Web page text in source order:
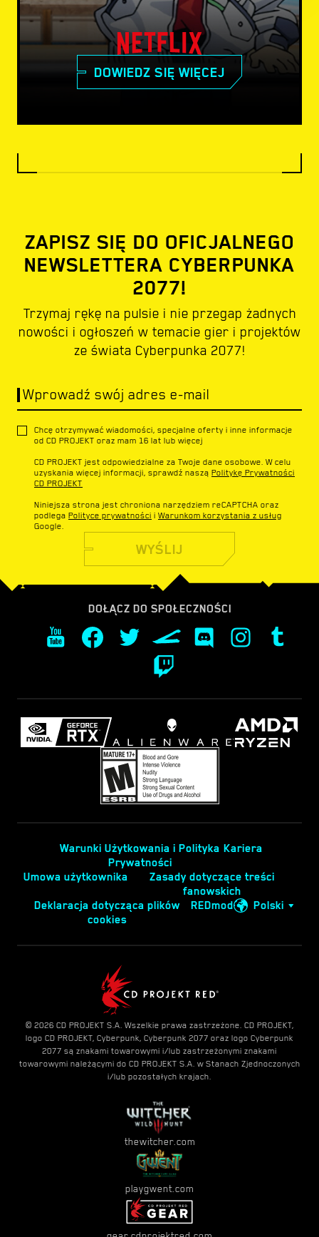
DOWIEDZ SIĘ WIĘCEJ
ZAPISZ SIĘ DO OFICJALNEGO
NEWSLETTERA CYBERPUNKA
2077!
Trzymaj rękę na pulsie i nie przegap żadnych
nowości i ogłoszeń w temacie gier i projektów
ze świata Cyberpunka 2077!
Wprowadź swój adres e-mail
Chcę otrzymywać wiadomości, specjalne oferty i inne informacje
od CD PROJEKT oraz mam 16 lat lub więcej
CD PROJEKT jest odpowiedzialne za Twoje dane osobowe. W celu
uzyskania więcej informacji, sprawdź naszą Politykę Prywatności
CD PROJEKT
Niniejsza strona jest chroniona narzędziem reCAPTCHA oraz
podlega Polityce prywatności i Warunkom korzystania z usług
Google.
WYŚLIJ
DOŁĄCZ DO SPOŁECZNOŚCI
Warunki Użytkowania i Polityka
Prywatności
Kariera
Umowa użytkownika
Zasady dotyczące treści
fanowskich
Deklaracja dotycząca plików
cookies
REDmod Polski
© 2026 CD PROJEKT S.A. Wszelkie prawa zastrzeżone. CD PROJEKT,
logo CD PROJEKT, Cyberpunk, Cyberpunk 2077 oraz logo Cyberpunk
2077 są znakami towarowymi i/lub zastrzeżonymi znakami
towarowymi należącymi do CD PROJEKT S.A. w Stanach Zjednoczonych
i/lub pozostałych krajach.
thewitcher.com
playgwent.com